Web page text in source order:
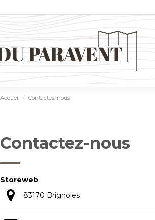
Accueil Contactez-nous
Contactez-nous
Storeweb
83170 Brignoles